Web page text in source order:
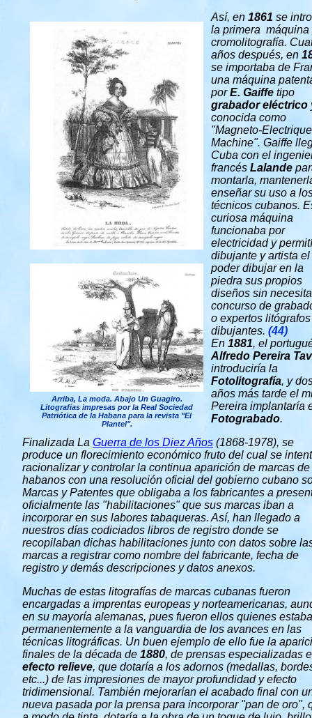
Arriba, La moda. Abajo Un Guagiro.
Litografías impresas por la Real Sociedad
Patriótica de la Habana para la revista "El
Plantel".
Así, en 1861 se
la primera máquina
cromolitografía.
años después, en
se importaba de
una máquina
porE. Gaiffe tipo
grabador eléctrico
conocida como
"Magneto-Electrique
Machine". Gaiffe
Cuba con el
francés Lalande
montarla,
enseñar su uso a
técnicos cubanos.
curiosa máquina
funcionaba por
electricidad y
dibujante y artista el
poder dibujar en la
piedra sus propios
diseños sin
concurso de
o expertos litógrafos
dibujantes. (44)
En 1881, el
Alfredo Pereira
introduciría la
Fotolitografía, y
años más tarde el
Pereira implantaría
Fotograbado.
Finalizada La Guerra de los Diez Años (1868-1978), se
produce un florecimiento económico fruto del cual se
racionalizar y controlar la continua aparición de marcas de
habanos con una resolución oficial del gobierno cubano
Marcas y Patentes que obligaba a los fabricantes a
oficialmente las "habilitaciones" que sus marcas iban a
incorporar en sus labores tabaqueras. Así, han llegado a
nuestros días codiciados libros de registro donde se
recopilaban dichas habilitaciones junto con datos sobre
marcas a registrar como nombre del fabricante, fecha de
registro y demás descripciones y datos anexos.
Muchas de estas litografías de marcas cubanas fueron
encargadas a imprentas europeas y norteamericanas,
en su mayoría alemanas, pues fueron ellos quienes
permanentemente a la vanguardia de los avances en las
técnicas litográficas. Un buen ejemplo de ello fue la
finales de la década de 1880, de prensas especializadas
efecto relieve, que dotaría a los adornos (medallas,
etc...) de las impresiones de mayor profundidad y efecto
tridimensional. También mejorarían el acabado final con
nueva pasada por la prensa para incorporar "pan de oro",